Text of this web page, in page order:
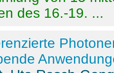
des 16.-19. ...